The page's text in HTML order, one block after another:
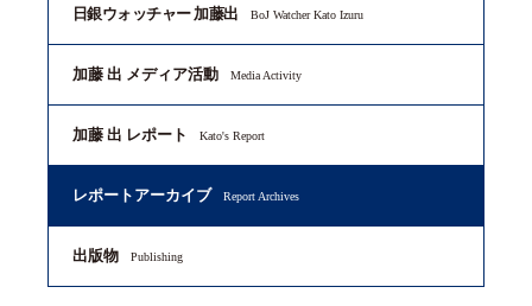
日銀ウォッチャー 加藤出 BoJ Watcher Kato Izuru
加藤 出 メディア活動 Media Activity
加藤 出 レポート Kato's Report
レポートアーカイブ Report Archives
出版物 Publishing